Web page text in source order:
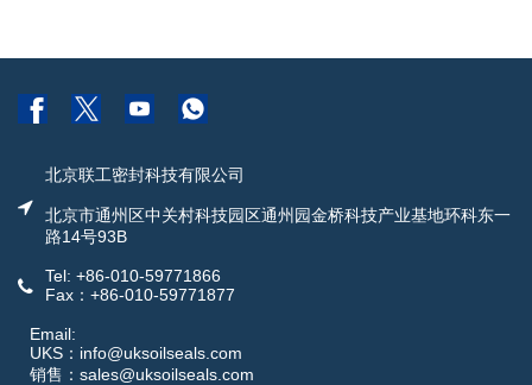
北京联工密封科技有限公司
北京市通州区中关村科技园区通州园金桥科技产业基地环科东一
路14号93B
Tel: +86-010-59771866
Fax：+86-010-59771877
Email:
UKS：info@uksoilseals.com
销售：sales@uksoilseals.com